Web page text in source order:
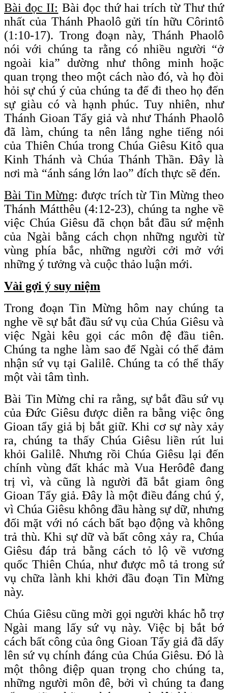
Bài đọc II: Bài đọc thứ hai trích từ Thư thứ
nhất của Thánh Phaolô gửi tín hữu Côrintô
(1:10-17). Trong đoạn này, Thánh Phaolô
nói với chúng ta rằng có nhiều người “ở
ngoài kia” dường như thông minh hoặc
quan trọng theo một cách nào đó, và họ đòi
hỏi sự chú ý của chúng ta để đi theo họ đến
sự giàu có và hạnh phúc. Tuy nhiên, như
Thánh Gioan Tẩy giả và như Thánh Phaolô
đã làm, chúng ta nên lắng nghe tiếng nói
của Thiên Chúa trong Chúa Giêsu Kitô qua
Kinh Thánh và Chúa Thánh Thần. Đây là
nơi mà “ánh sáng lớn lao” đích thực sẽ đến.
Bài Tin Mừng: được trích từ Tin Mừng theo
Thánh Mátthêu (4:12-23), chúng ta nghe về
việc Chúa Giêsu đã chọn bắt đầu sứ mệnh
của Ngài bằng cách chọn những người từ
vùng phía bắc, những người cởi mở với
những ý tưởng và cuộc thảo luận mới.
Vài gợi ý suy niệm
Trong đoạn Tin Mừng hôm nay chúng ta
nghe về sự bắt đầu sứ vụ của Chúa Giêsu và
việc Ngài kêu gọi các môn đệ đầu tiên.
Chúng ta nghe làm sao để Ngài có thể đảm
nhận sứ vụ tại Galilê. Chúng ta có thể thấy
một vài tâm tình.
Bài Tin Mừng chỉ ra rằng, sự bắt đầu sứ vụ
của Đức Giêsu được diễn ra bằng việc ông
Gioan tẩy giả bị bắt giữ. Khi cơ sự này xảy
ra, chúng ta thấy Chúa Giêsu liền rút lui
khỏi Galilê. Nhưng rồi Chúa Giêsu lại đến
chính vùng đất khác mà Vua Herôđê đang
trị vì, và cũng là người đã bắt giam ông
Gioan Tẩy giả. Đây là một điều đáng chú ý,
vì Chúa Giêsu không đầu hàng sự dữ, nhưng
đối mặt với nó cách bất bạo động và không
trả thù. Khi sự dữ và bất công xảy ra, Chúa
Giêsu đáp trả bằng cách tỏ lộ về vương
quốc Thiên Chúa, như được mô tả trong sứ
vụ chữa lành khi khởi đầu đoạn Tin Mừng
này.
Chúa Giêsu cũng mời gọi người khác hỗ trợ
Ngài mang lấy sứ vụ này. Việc bị bắt bớ
cách bất công của ông Gioan Tẩy giả đã dấy
lên sứ vụ chính đáng của Chúa Giêsu. Đó là
một thông điệp quan trọng cho chúng ta,
những người môn đê, bởi vì chúng ta đang